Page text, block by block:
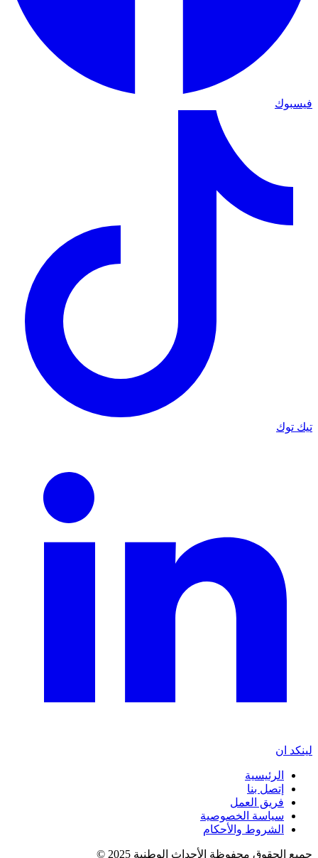
فيسبوك
تيك توك
لينكد ان
الرئيسية
إتصل بنا
فريق العمل
سياسة الخصوصية
الشروط والأحكام
جميع الحقوق محفوظة الأحداث الوطنية 2025 ©